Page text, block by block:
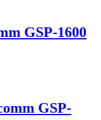
GSP-1600
GSP-